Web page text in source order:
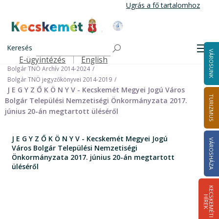
tartalomra
Ugrás a fő tartalomhoz
Kecskemét Város Honlapja
Keresés
Felső navigáció
E-ügyintézés English VÁROSUNK
TURIZMUS
VÁROSHÁZA
K
E
C
S
K
E
M
É
T
I
HÍ
R
E
K
Önkormányzat
Nemzetiségi Önkormányzatok
Bolgár Települési Nemzetiségi Önkormányzat
Bolgár TNÖ Archív 2014-2024
Bolgár TNÖ jegyzőkönyvei 2014-2019
J E G Y Z Ő K Ö N Y V - Kecskemét Megyei Jogú Város
Bolgár Települési Nemzetiségi Önkormányzata 2017.
június 20-án megtartott üléséről
J E G Y Z Ő K Ö N Y V - Kecskemét Megyei Jogú
Város Bolgár Települési Nemzetiségi
Önkormányzata 2017. június 20-án megtartott
üléséről